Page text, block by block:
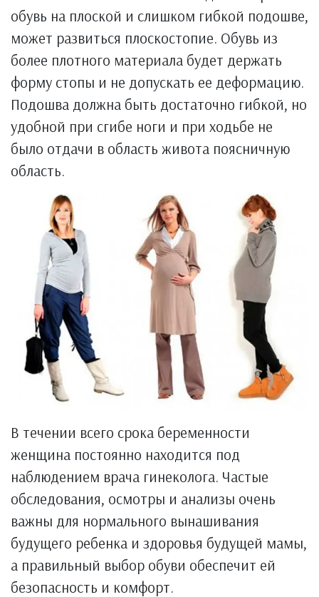
обувь на плоской и слишком гибкой подошве,
может развиться плоскостопие. Обувь из
более плотного материала будет держать
форму стопы и не допускать ее деформацию.
Подошва должна быть достаточно гибкой, но
удобной при сгибе ноги и при ходьбе не
было отдачи в область живота поясничную
область.
В течении всего срока беременности
женщина постоянно находится под
наблюдением врача гинеколога. Частые
обследования, осмотры и анализы очень
важны для нормального вынашивания
будущего ребенка и здоровья будущей мамы,
а правильный выбор обуви обеспечит ей
безопасность и комфорт.